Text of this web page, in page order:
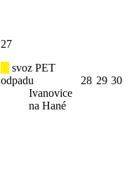
27
svoz PET
odpadu
Ivanovice
na Hané
28 29 30